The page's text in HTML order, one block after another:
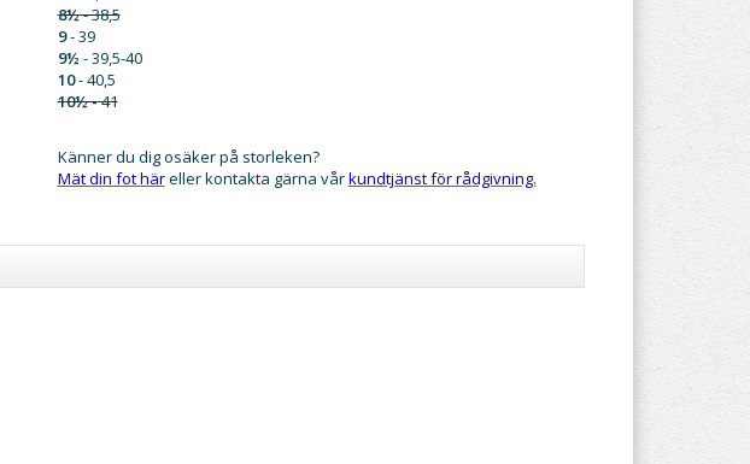
8½- 38,5
9- 39
9½ - 39,5-40
10- 40,5
10½ -41
Känner du dig osäker på storleken?
Mät din fot häreller kontakta gärna vårkundtjänst för rådgivning.